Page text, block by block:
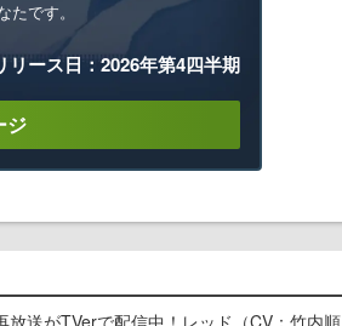
たです。
リース日：2026年第4四半期
ジ
放送がTVerで配信中！レッド（CV：竹内順